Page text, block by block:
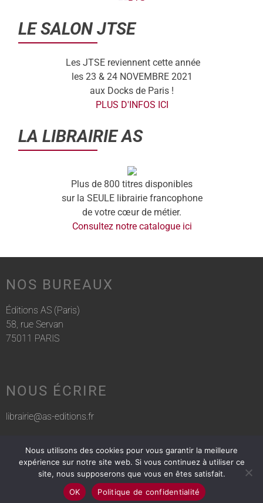
LE SALON JTSE
Les JTSE reviennent cette année
les 23 & 24 NOVEMBRE 2021
aux Docks de Paris !
PLUS D'INFOS ICI
LA LIBRAIRIE AS
Plus de 800 titres disponibles
sur la SEULE librairie francophone
de votre cœur de métier.
Consultez notre catalogue ici
NOS BUREAUX
Éditions AS (Paris)
58, rue Servan
75011 PARIS
NOUS ÉCRIRE
librairie@as-editions.fr
NOUS APPELER
01 83 75 76 30
Nous utilisons des cookies pour vous garantir la meilleure
expérience sur notre site web. Si vous continuez à utiliser ce
site, nous supposerons que vous en êtes satisfait.
OK
Politique de confidentialité